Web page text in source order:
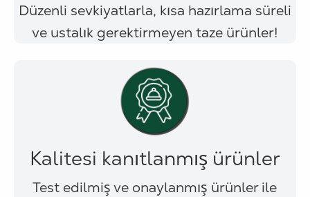
Düzenli sevkiyatlarla, kısa hazırlama süreli
ve ustalık gerektirmeyen taze ürünler!
Kalitesi kanıtlanmış ürünler
Test edilmiş ve onaylanmış ürünler ile